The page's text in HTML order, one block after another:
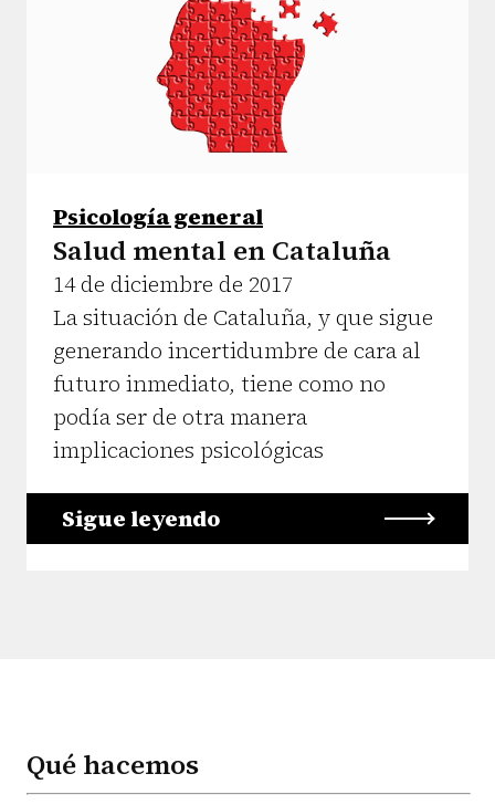
Psicología general
Salud mental en Cataluña
14 de diciembre de 2017
La situación de Cataluña, y que sigue
generando incertidumbre de cara al
futuro inmediato, tiene como no
podía ser de otra manera
implicaciones psicológicas
Sigue leyendo
Qué hacemos